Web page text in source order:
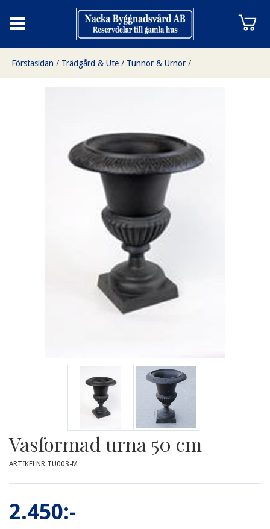
Förstasidan / Trädgård & Ute / Tunnor & Urnor /
Vasformad urna 50 cm
ARTIKELNR TU003-M
2.450:-